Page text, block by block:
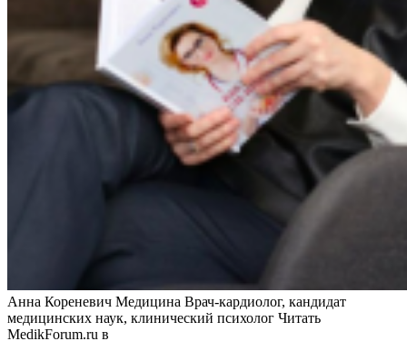
Анна Кореневич Медицина Врач-кардиолог, кандидат
медицинских наук, клинический психолог Читать
MedikForum.ru в